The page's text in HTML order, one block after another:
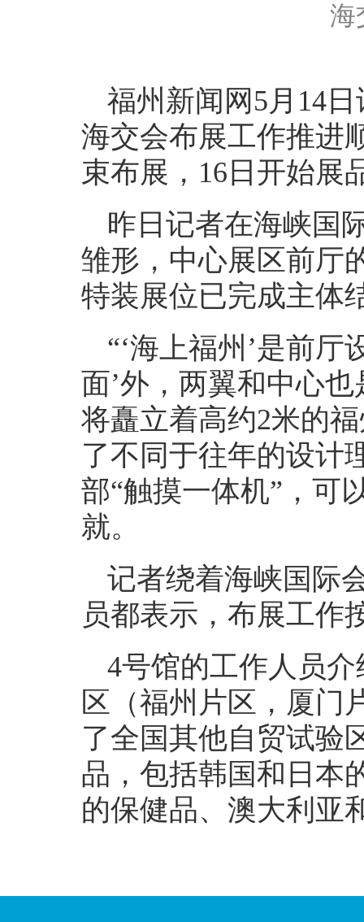
海
福州新闻网5月14
海交会布展工作推进
束布展，16日开始展
昨日记者在海峡国
雏形，中心展区前厅
特装展位已完成主体
“‘海上福州’是前
面’外，两翼和中心
将矗立着高约2米的
了不同于往年的设计
部“触摸一体机”，可
就。
记者绕着海峡国际
员都表示，布展工作
4号馆的工作人员
区（福州片区，厦门
了全国其他自贸试验
品，包括韩国和日本
的保健品、澳大利亚